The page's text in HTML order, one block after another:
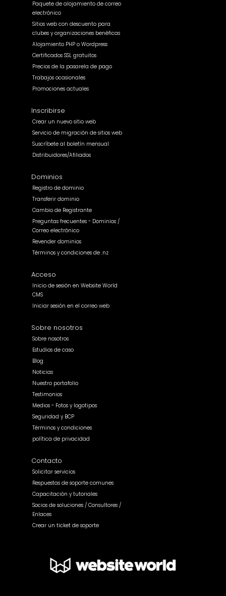
Paquete de alojamiento de correo
electrónico
Sitios web con descuento para
clubes y organizaciones benéficas
Alojamiento PHP o Wordpress
Certificados SSL gratuitos
Precios de la pasarela de pago
Trabajos ocasionales
Promociones actuales
Inscribirse
Crear un nuevo sitio web
Servicio de migración de sitios web
Suscríbete al boletín mensual
Distribuidores/Afiliados
Dominios
Registro de dominio
Transferir dominio
Cambio de Registrante
Preguntas frecuentes - Dominios /
Correo electrónico
Revender dominios
Términos y condiciones de .nz
Acceso
Inicio de sesión en Website World
CMS
Iniciar sesión en el correo web
Sobre nosotros
Sobre nosotros
Estudios de caso
Blog
Noticias
Nuestro portafolio
Testimonios
Medios - Fotos y logotipos
Seguridad y BCP
Términos y condiciones
política de privacidad
Contacto
Solicitar servicios
Respuestas de soporte comunes
Capacitación y tutoriales
Socios de soluciones / Consultores /
Enlaces
Crear un ticket de soporte